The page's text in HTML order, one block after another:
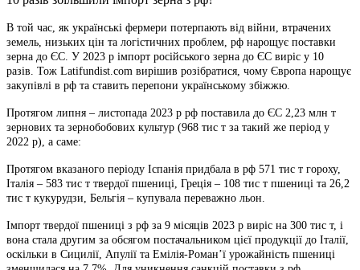
В той час, як українські фермери потерпають від війни, втрачених
земель, низьких цін та логістичних проблем, рф нарощує поставки
зерна до ЄС. У 2023 р імпорт російського зерна до ЄС виріс у 10
разів. Тож Latifundist.com вирішив розібратися, чому Європа нарощує
закупівлі в рф та ставить перепони українському збіжжю.
Протягом липня – листопада 2023 р рф поставила до ЄС 2,23 млн т
зернових та зернобобових культур (968 тис т за такий же період у
2022 р), а саме:
Протягом вказаного періоду Іспанія придбала в рф 571 тис т гороху,
Італія – 583 тис т твердої пшениці, Греція – 108 тис т пшениці та 26,2
тис т кукурудзи, Бельгія – купувала переважно льон.
Імпорт твердої пшениці з рф за 9 місяців 2023 р виріс на 300 тис т, і
вона стала другим за обсягом постачальником цієї продукції до Італії,
оскільки в Сицилії, Апулії та Емілія-Роман’ї урожайність пшениці